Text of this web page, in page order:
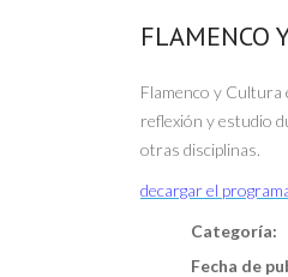
FLAMENCO
Flamenco y Cultura
reflexión y estudio
otras disciplinas.
decargar el
Categoría:
Fecha de